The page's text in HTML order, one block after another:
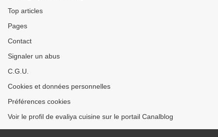
Top articles
Pages
Contact
Signaler un abus
C.G.U.
Cookies et données personnelles
Préférences cookies
Voir le profil de evaliya cuisine sur le portail Canalblog